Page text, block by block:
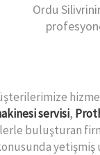
Ordu
servisi,
buluşturan
yetişmiş